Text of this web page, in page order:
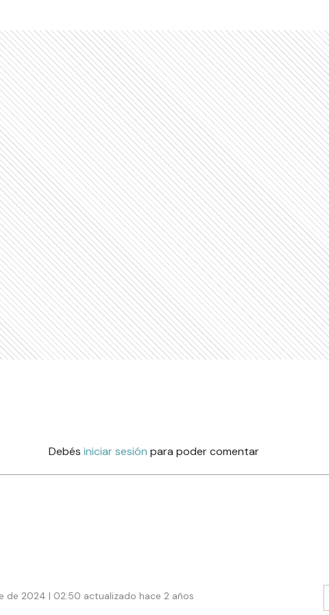
Debés iniciar sesión para poder comentar
de 2024 | 02:50 actualizado hace 2 años